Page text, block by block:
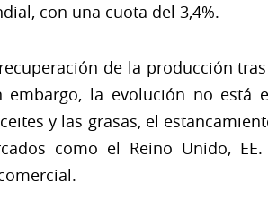
con una cuota del 3,4%.
de la producción
embargo, la evolución no
y las grasas, el
como el Reino Unido,